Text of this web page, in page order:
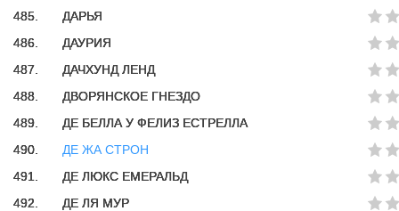
485.
ДАРЬЯ
486.
ДАУРИЯ
487.
ДАЧХУНД ЛЕНД
488.
ДВОРЯНСКОЕ ГНЕЗДО
489.
ДЕ БЕЛЛА У ФЕЛИЗ ЕСТРЕЛЛА
490.
ДЕ ЖА СТРОН
491.
ДЕ ЛЮКС ЕМЕРАЛЬД
492.
ДЕ ЛЯ МУР